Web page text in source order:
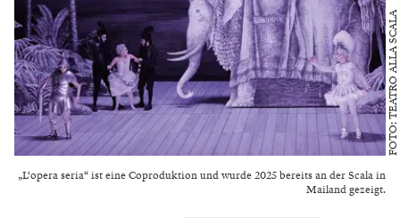
„L‘opera seria“ ist eine Coproduktion und wurde 2025 bereits an der Scala in
Mailand gezeigt.
FOTO: TEATRO ALLA SCALA